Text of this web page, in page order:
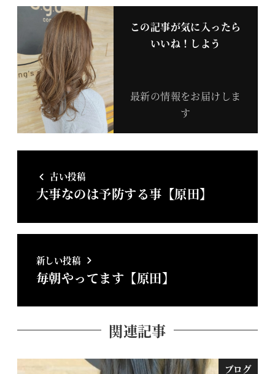
この記事が気に入ったら
いいね！しよう
最新の情報をお届けしま
す
古い投稿
大事なのは予防する事【原田】
新しい投稿
毎朝やってます【原田】
関連記事
ブログ